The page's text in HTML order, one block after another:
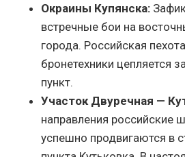
Окраины Купянска:
встречные бои на
города. Российская
бронетехники цепляется
пункт.
Участок Двуречная —
направления российские
успешно продвигаются в